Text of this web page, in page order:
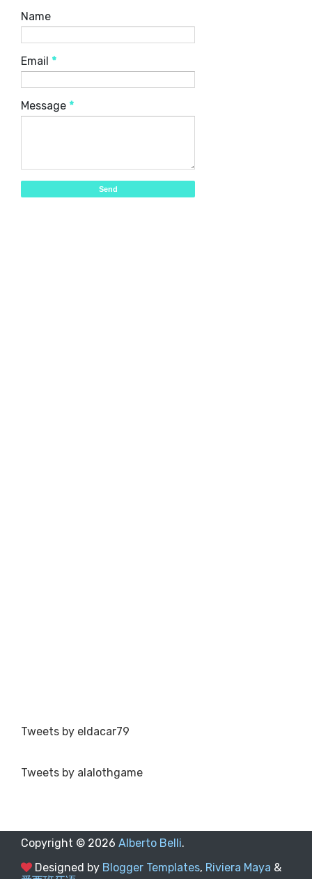
Name
Email *
Message *
Tweets by eldacar79
Tweets by alalothgame
Copyright © 2026 Alberto Belli.
Designed by Blogger Templates, Riviera Maya &